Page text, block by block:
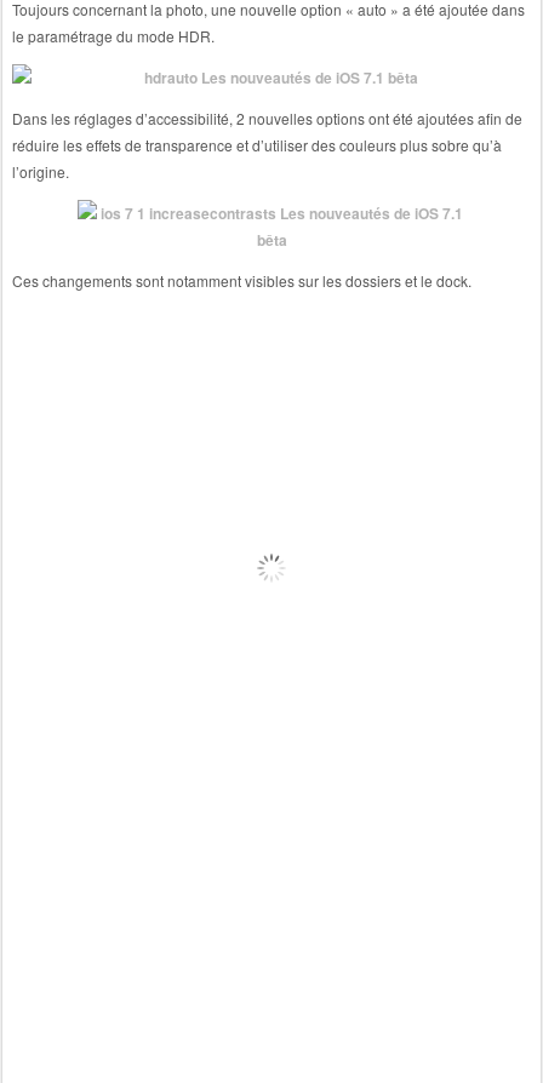
Toujours concernant la photo, une nouvelle option « auto » a été ajoutée dans
le paramétrage du mode HDR.
Dans les réglages d’accessibilité, 2 nouvelles options ont été ajoutées afin de
réduire les effets de transparence et d’utiliser des couleurs plus sobre qu’à
l’origine.
Ces changements sont notamment visibles sur les dossiers et le dock.